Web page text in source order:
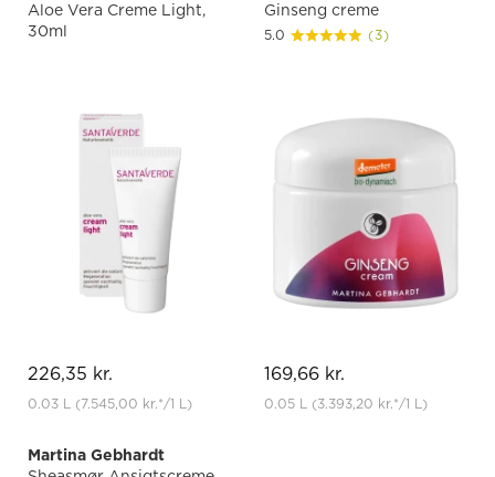
Aloe Vera Creme Light,
30ml
226,35 kr.
0.03 L (7.545,00 kr.*/1 L)
Ginseng creme
5.0 (3)
169,66 kr.
0.05 L (3.393,20 kr.*/1 L)
Martina Gebhardt